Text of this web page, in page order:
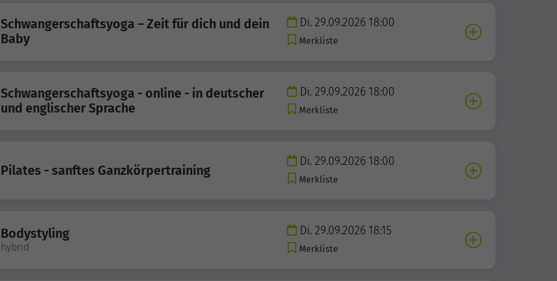
Schwangerschaftsyoga – Zeit für dich und dein
Baby
Di. 29.09.2026 18:00
Merkliste
Schwangerschaftsyoga - online - in deutscher
und englischer Sprache
Di. 29.09.2026 18:00
Merkliste
Pilates - sanftes Ganzkörpertraining
Di. 29.09.2026 18:00
Merkliste
Bodystyling
hybrid
Di. 29.09.2026 18:15
Merkliste